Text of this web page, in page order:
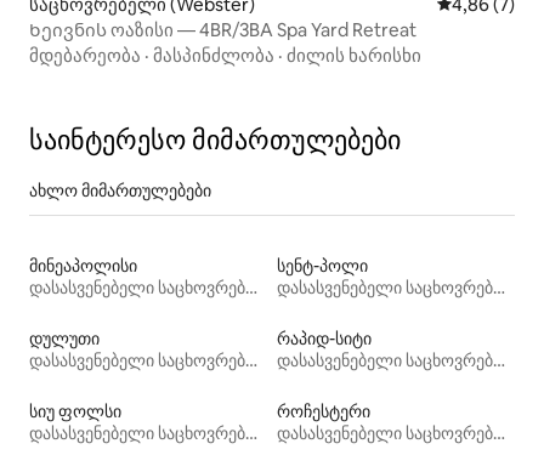
Ხეივნის ოაზისი — 4BR/3BA Spa Yard Retreat
მდებარეობა · მასპინძლობა · ძილის ხარისხი
საინტერესო მიმართულებები
ახლო მიმართულებები
მინეაპოლისი
დასასვენებელი საცხოვრებლები
სენტ-პოლი
დასასვენებელი საცხოვრებლები
დულუთი
დასასვენებელი საცხოვრებლები
რაპიდ-სიტი
დასასვენებელი საცხოვრებლები
სიუ ფოლსი
დასასვენებელი საცხოვრებლები
როჩესტერი
დასასვენებელი საცხოვრებლები